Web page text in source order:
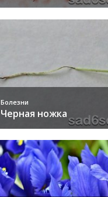
Болезни
Черная ножка